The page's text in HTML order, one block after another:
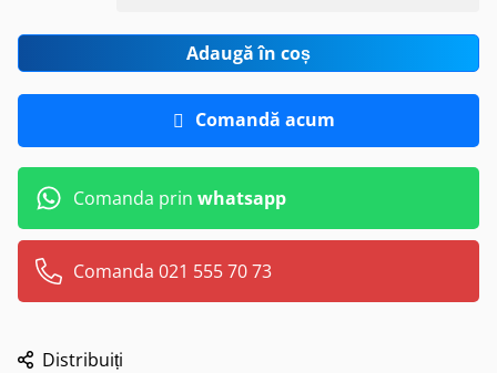
Adaugă în coș
Comandă acum
Comanda prin whatsapp
Comanda 021 555 70 73
Distribuiți